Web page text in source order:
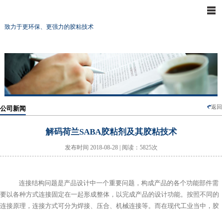
致力于更环保、更强力的胶粘技术
公司新闻 返回
解码荷兰SABA胶粘剂及其胶粘技术
发布时间 2018-08-28 | 阅读：5825次
连接结构问题是产品设计中一个重要问题，构成产品的各个功能部件需
要以各种方式连接固定在一起形成整体，以完成产品的设计功能。按照不同的
连接原理，连接方式可分为焊接、压合、机械连接等。而在现代工业当中，胶